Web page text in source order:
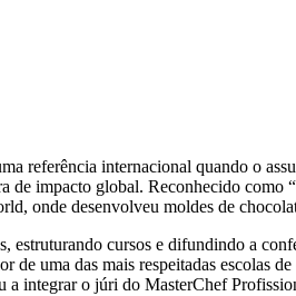
referência internacional quando o
de impacto global. Reconhecido
onde desenvolveu moldes de
cursos e difundindo a
uma das mais respeitadas escolas
integrar o júri do MasterChef